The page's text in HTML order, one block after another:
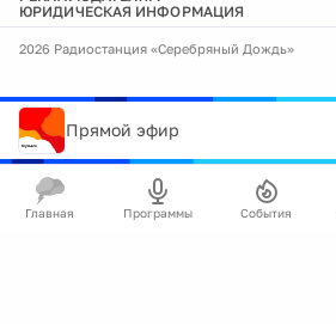
ЮРИДИЧЕСКАЯ ИНФОРМАЦИЯ
2026 Радиостанция «Серебряный Дождь»
Прямой эфир
Главная Программы События